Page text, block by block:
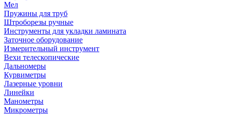
Мел
Пружины для труб
Штроборезы ручные
Инструменты для укладки ламината
Заточное оборудование
Измерительный инструмент
Вехи телескопические
Дальномеры
Курвиметры
Лазерные уровни
Линейки
Манометры
Микрометры